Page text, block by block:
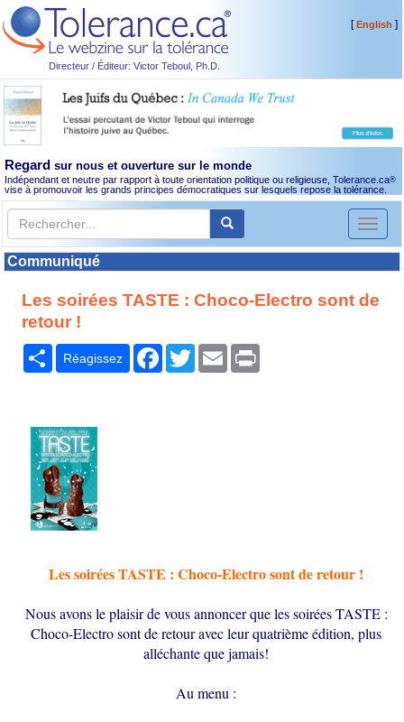
Directeur / Éditeur: Victor Teboul, Ph.D.
[English ]
Regard sur nous et ouverture sur le monde
Indépendant et neutre par rapport à toute orientation politique ou religieuse, Tolerance.ca®
vise à promouvoir les grands principes démocratiques sur lesquels repose la tolérance.
Toggle
Communiqué
Les soirées TASTE : Choco-Electro sont de
retour !
Partager
Réagissez Facebook
TwitterEmail
Les soirées TASTE : Choco-Electro sont de retour !
Nous avons le plaisir de vous annoncer que les soirées TASTE :
Choco-Electro sont de retour avec leur quatrième édition, plus
alléchante que jamais!
Au menu :